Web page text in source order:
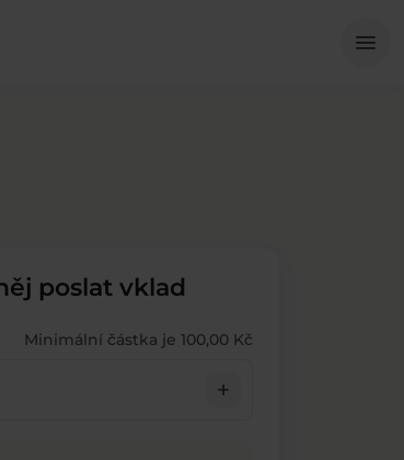
menu
poslat vklad
Minimální částka je 100,00 Kč
add